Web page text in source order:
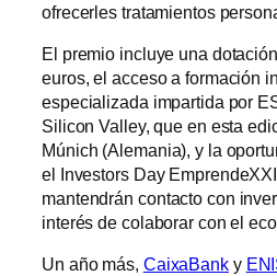
ofrecerles tratamientos
El premio incluye una
euros, el acceso a formación
especializada impartida por
Silicon Valley, que en esta
Múnich (Alemania), y la
el Investors Day
mantendrán contacto con
interés de colaborar con el
Un año más, CaixaBanky